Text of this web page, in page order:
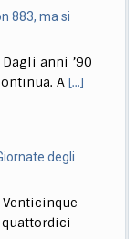
opposizioni
all’attacco in
delle
[...]
883, ma si
anni ’90
A[...]
degli
Venticinque